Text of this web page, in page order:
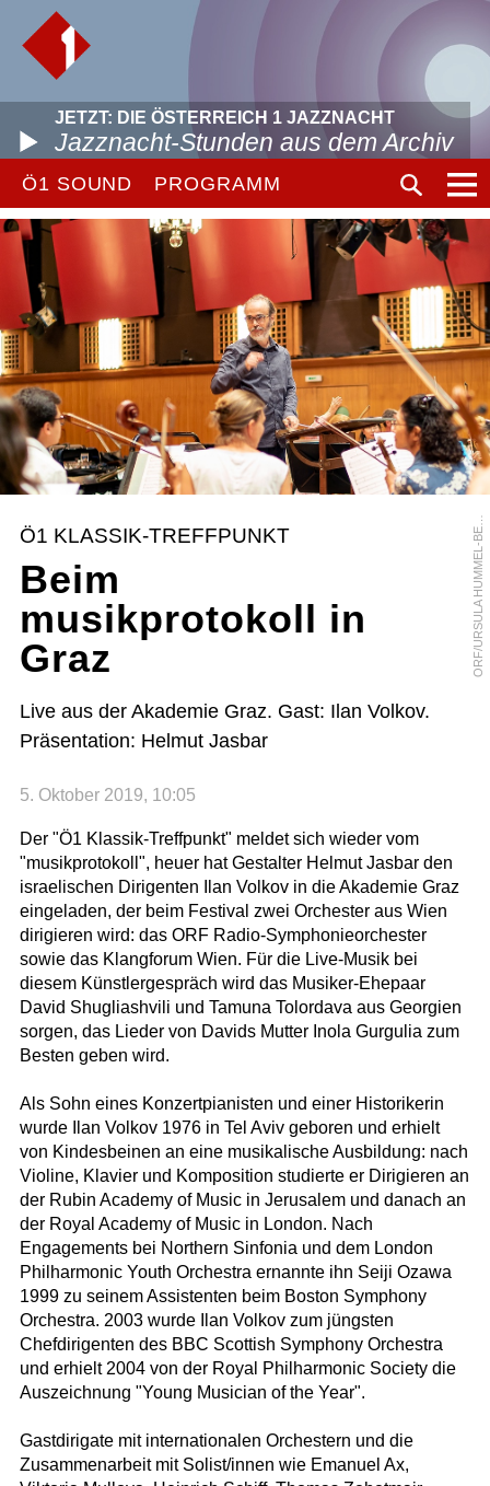
JETZT: DIE ÖSTERREICH 1 JAZZNACHT
Jazznacht-Stunden aus dem Archiv
Ö1 SOUND PROGRAMM
O
R
F
/
U
R
S
U
L
A
H
U
M
M
E
L
-
B
E
R
G
E
R
Ö1 KLASSIK-TREFFPUNKT
Beim
musikprotokoll in
Graz
Live aus der Akademie Graz. Gast: Ilan Volkov.
Präsentation: Helmut Jasbar
5. Oktober 2019, 10:05
Der "Ö1 Klassik-Treffpunkt" meldet sich wieder vom
"musikprotokoll", heuer hat Gestalter Helmut Jasbar den
israelischen Dirigenten Ilan Volkov in die Akademie Graz
eingeladen, der beim Festival zwei Orchester aus Wien
dirigieren wird: das ORF Radio-Symphonieorchester
sowie das Klangforum Wien. Für die Live-Musik bei
diesem Künstlergespräch wird das Musiker-Ehepaar
David Shugliashvili und Tamuna Tolordava aus Georgien
sorgen, das Lieder von Davids Mutter Inola Gurgulia zum
Besten geben wird.
Als Sohn eines Konzertpianisten und einer Historikerin
wurde Ilan Volkov 1976 in Tel Aviv geboren und erhielt
von Kindesbeinen an eine musikalische Ausbildung: nach
Violine, Klavier und Komposition studierte er Dirigieren an
der Rubin Academy of Music in Jerusalem und danach an
der Royal Academy of Music in London. Nach
Engagements bei Northern Sinfonia und dem London
Philharmonic Youth Orchestra ernannte ihn Seiji Ozawa
1999 zu seinem Assistenten beim Boston Symphony
Orchestra. 2003 wurde Ilan Volkov zum jüngsten
Chefdirigenten des BBC Scottish Symphony Orchestra
und erhielt 2004 von der Royal Philharmonic Society die
Auszeichnung "Young Musician of the Year".
Gastdirigate mit internationalen Orchestern und die
Zusammenarbeit mit Solist/innen wie Emanuel Ax,